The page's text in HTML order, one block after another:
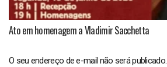
Ato em homenagem a Vladimir Sacchetta
O seu endereço de e-mail não será publicado.